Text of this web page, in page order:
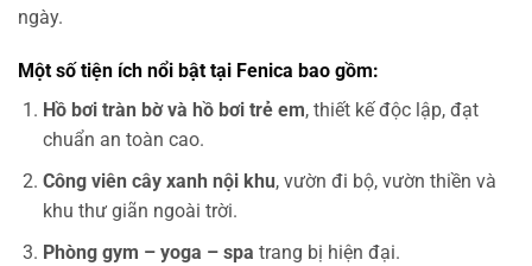
ngày.
Một số tiện ích nổi bật tại Fenica bao gồm:
Hồ bơi tràn bờ và hồ bơi trẻ em, thiết kế độc lập, đạt
chuẩn an toàn cao.
Công viên cây xanh nội khu, vườn đi bộ, vườn thiền và
khu thư giãn ngoài trời.
Phòng gym – yoga – spa trang bị hiện đại.